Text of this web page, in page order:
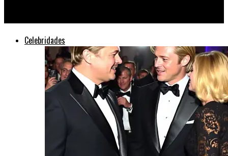
Celebridades